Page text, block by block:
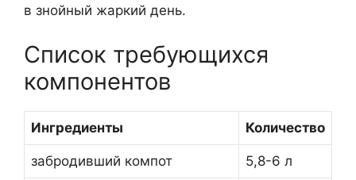
в знойный жаркий день.
Список требующихся
компонентов
Ингредиенты Количество
забродивший компот 5,8-6 л